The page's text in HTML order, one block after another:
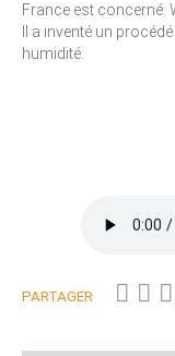
France est concerné.
Il a inventé un
humidité.
PARTAGER